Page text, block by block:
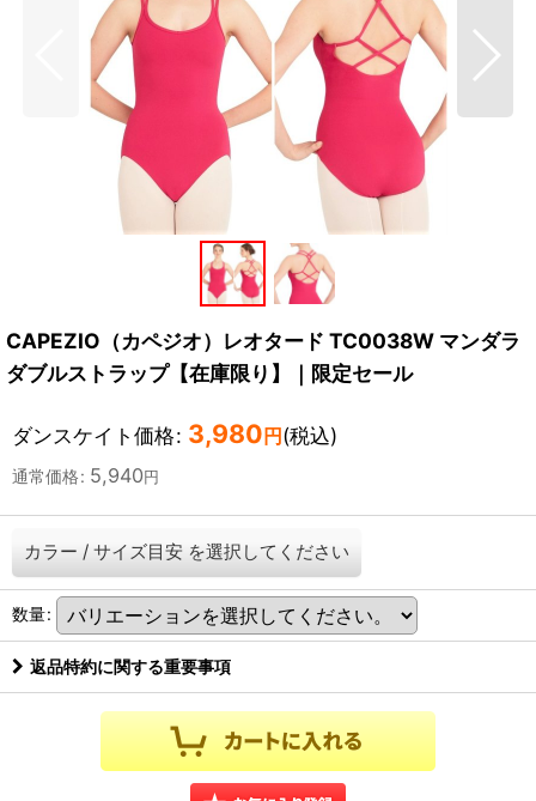
CAPEZIO（カペジオ）レオタード TC0038W マンダラ
ダブルストラップ【在庫限り】｜限定セール
ダンスケイト価格: 3,980 円 (税込)
通常価格: 5,940円
カラー / サイズ目安 を選択してください
数量:
返品特約に関する重要事項